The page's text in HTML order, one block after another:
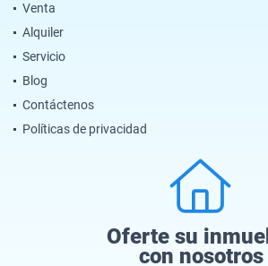
Venta
Alquiler
Servicio
Blog
Contáctenos
Políticas de privacidad
Oferte su
con nosotros